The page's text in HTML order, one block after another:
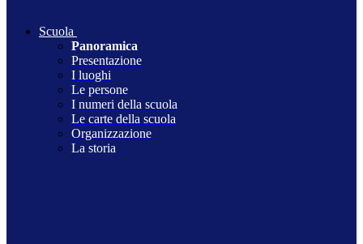
Scuola
Panoramica
Presentazione
I luoghi
Le persone
I numeri della scuola
Le carte della scuola
Organizzazione
La storia